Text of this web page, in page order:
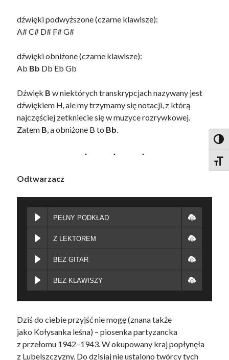
dźwięki podwyższone (czarne klawisze):
A# C# D# F# G#
dźwięki obniżone (czarne klawisze):
Ab Bb Db Eb Gb
Dźwięk B w niektórych transkrypcjach nazywany jest
dźwiękiem H, ale my trzymamy się notacji, z którą
najczęściej zetkniecie się w muzyce rozrywkowej.
Zatem B, a obniżone B to Bb.
Odtwarzacz
PEŁNY PODKŁAD
Z LEKTOREM
BEZ GITAR
BEZ KLAWISZY
Dziś do ciebie przyjść nie mogę (znana także
jako Kołysanka leśna) – piosenka partyzancka
z przełomu 1942–1943. W okupowany kraj popłynęła
z Lubelszczyzny. Do dzisiaj nie ustalono twórcy tych